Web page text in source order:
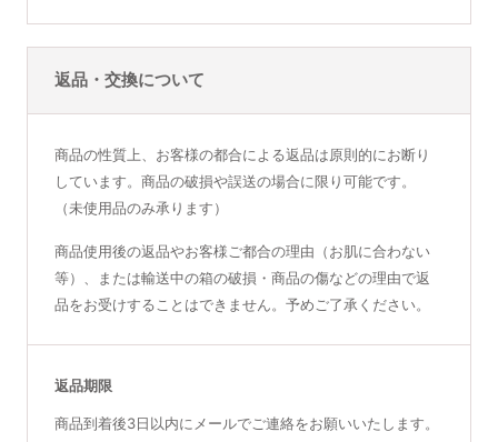
返品・交換について
商品の性質上、お客様の都合による返品は原則的にお断り
しています。商品の破損や誤送の場合に限り可能です。
（未使用品のみ承ります）
商品使用後の返品やお客様ご都合の理由（お肌に合わない
等）、または輸送中の箱の破損・商品の傷などの理由で返
品をお受けすることはできません。予めご了承ください。
返品期限
商品到着後3日以内にメールでご連絡をお願いいたします。